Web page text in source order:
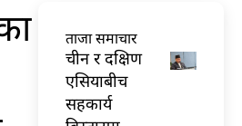
ताजा समाचार
चीन र दक्षिण
एसियाबीच
सहकार्य